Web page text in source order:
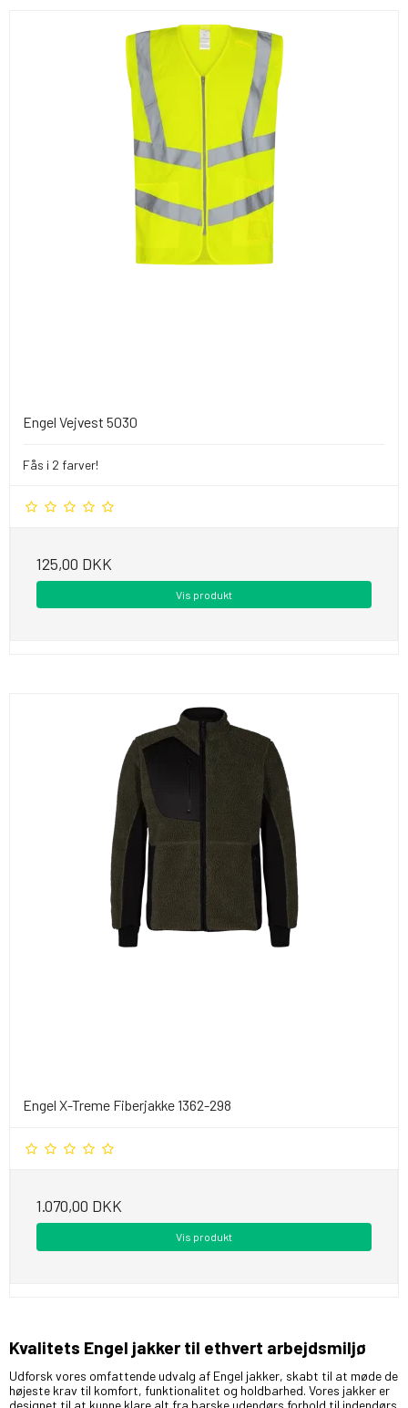
Engel Vejvest 5030
Fås i 2 farver!
125,00 DKK
Vis produkt
Engel X-Treme Fiberjakke 1362-298
1.070,00 DKK
Vis produkt
Kvalitets Engel jakker til ethvert arbejdsmiljø
Udforsk vores omfattende udvalg af Engel jakker, skabt til at møde de
højeste krav til komfort, funktionalitet og holdbarhed. Vores jakker er
designet til at kunne klare alt fra barske udendørs forhold til indendørs